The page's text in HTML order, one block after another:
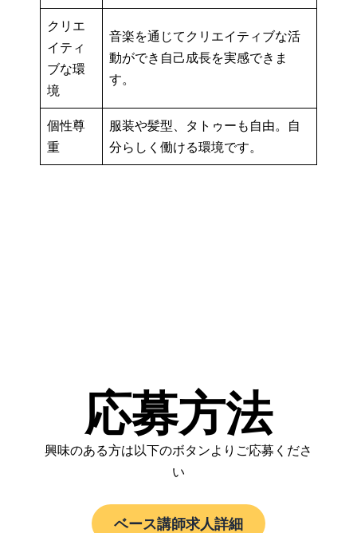
クリエ
イティ
ブな環
境
音楽を通じてクリエイティブな活
動ができ自己成長を実感できま
す。
個性尊
重
服装や髪型、タトゥーも自由。自
分らしく働ける環境です。
応募方法
興味のある方は以下のボタンよりご応募くださ
い
ベース講師求人詳細